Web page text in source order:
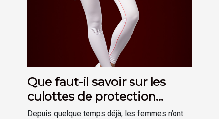
Que faut-il savoir sur les
culottes de protection
hygiénique menstruelle ?
Depuis quelque temps déjà, les femmes n’ont